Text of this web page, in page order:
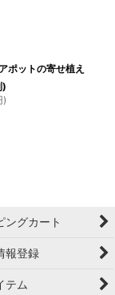
ポットの寄せ植え
)
)
ングカート
報登録
テム